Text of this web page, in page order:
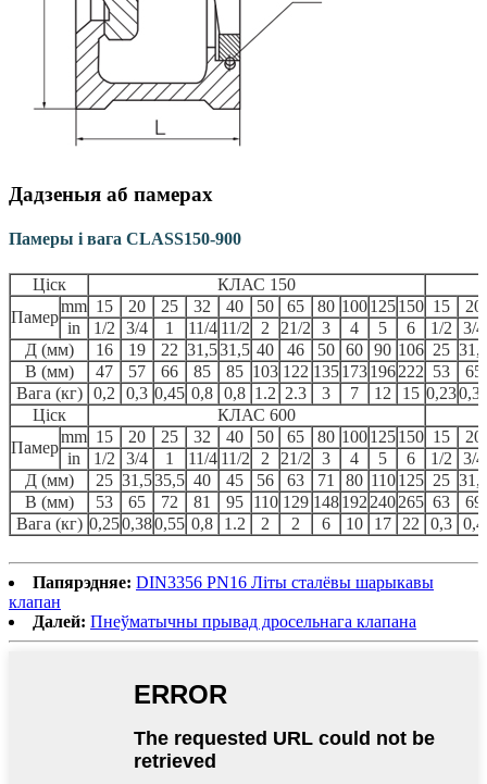
Дадзеныя аб памерах
Памеры і вага CLASS150-900
Ціск
КЛАС 150
Памер
mm 15 20 25 32 40 50 65 80 100125150 15
20
in
1/2 3/4 1 11/4 11/2 2 21/2 3 4 5 6 1/2
3/4
Д (мм)
16 19 22 31,531,5 40 46 50 60 90 106 25
В (мм)
47 57 66 85 85 103 122 135173196222 53
65
Вага (кг)
0,2 0,3 0,45 0,8 0,8 1.2 2.3 3 7 12 15 0,23
Ціск
КЛАС 600
Памер
mm 15 20 25 32 40 50 65 80 100125150 15
20
in
1/2 3/4 1 11/4 11/2 2 21/2 3 4 5 6 1/2
3/4
Д (мм)
25 31,535,5 40 45 56 63 71 80 110 125 25
В (мм)
53 65 72 81 95 110 129 148192 240265 63
69
Вага (кг) 0,250,380,55 0,8 1.2 2 2 6 10 17 22 0,3 0,4
Папярэдняе: DIN3356 PN16 Літы сталёвы шарыкавы
клапан
Далей: Пнеўматычны прывад дросельнага клапана